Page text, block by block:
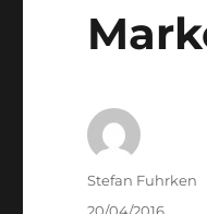
Author
Stefan Fuhrken
Posted